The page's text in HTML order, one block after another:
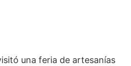
una feria de artesanías